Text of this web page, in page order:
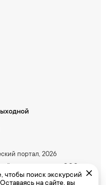
портал, 2026
принадлежат ООО
поиск экскурсий